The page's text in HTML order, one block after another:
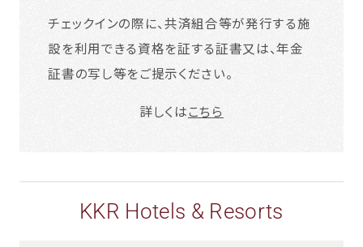
チェックインの際に、共済組合等が発行する施
設を利用できる資格を証する証書又は、年金
証書の写し等をご提示ください。
詳しくはこちら
KKR Hotels & Resorts